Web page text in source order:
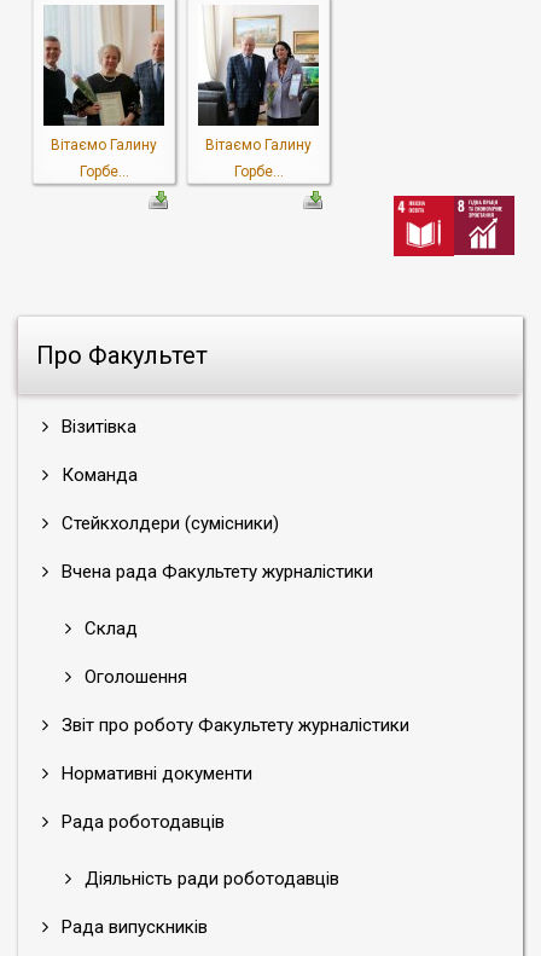
Про Факультет
Візитівка
Команда
Стейкхолдери (сумісники)
Вчена рада Факультету журналістики
Склад
Оголошення
Звіт про роботу Факультету журналістики
Нормативні документи
Рада роботодавців
Діяльність ради роботодавців
Рада випускників
Вітаємо Галину
Горбе...
Вітаємо Галину
Горбе...